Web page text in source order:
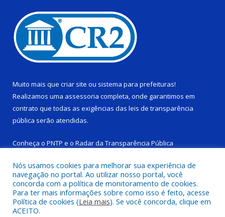
Muito mais que criar site ou sistema para prefeituras!
Realizamos uma assessoria completa, onde garantimos em
contrato que todas as exigências das leis de transparência
pública serão atendidas.
Conheça o PNTP e o Radar da Transparência Pública
Todos os direitos reservados a Câmara Municipal de Ponta de
Pedras.
Nós usamos cookies para melhorar sua experiência de
navegação no portal. Ao utilizar nosso portal, você
concorda com a política de monitoramento de cookies.
Para ter mais informações sobre como isso é feito, acesse
Política de cookies (Leia mais). Se você concorda, clique em
ACEITO.